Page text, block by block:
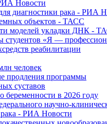
Новости
диагностики рака - РИА
объектов - ТАСС
моделей укладки ДНК -
студентов «Я —
реабилитации
человек
продления программы
суставов
беременности в 2026 году
научно-
- РИА Новости